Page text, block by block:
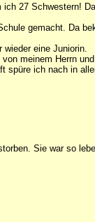
27 Schwestern!
gemacht. Da
eine Juniorin.
meinem Herrn
spüre ich nach in
Sie war so